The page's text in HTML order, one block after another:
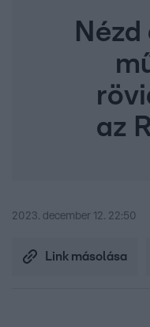
az
2023. december 12. 22:50
Link másolása